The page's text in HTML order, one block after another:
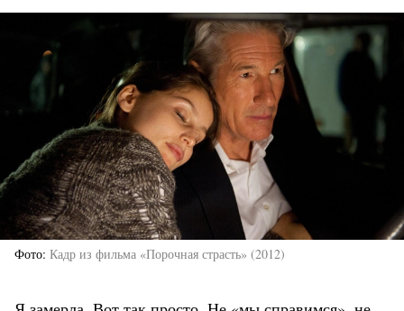
Фото Кадр из фильма «Порочная страсть» (2012)